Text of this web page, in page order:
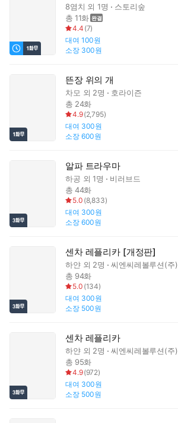
8염치 외 1명
스토리숲
총 11화
4.4 (7)
대여 100원
소장 300원
뜬장 위의 개
차모 외 2명
호라이즌
총 24화
4.9(2,795)
대여 300원
소장 600원
알파 트라우마
하공 외 1명
비러브드
총 44화
5.0 (8,833)
대여 300원
소장 600원
센차 레플리카 [개정판]
하얀외 2명
씨엔씨레볼루션(주)
총 94화
5.0 (134)
대여 300원
소장 500원
센차 레플리카
하얀외 2명
씨엔씨레볼루션(주)
총 95화
4.9(972)
대여 300원
소장 500원